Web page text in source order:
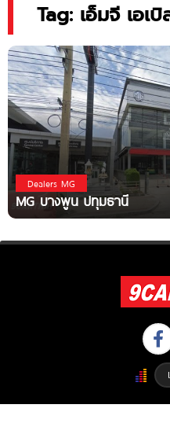
Tag: เอ็มจี เอเ
Dealers MG
MG บางพูน ปทุมธานี